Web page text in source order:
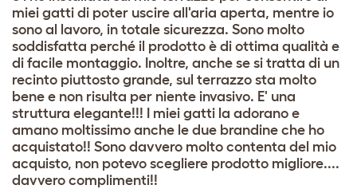
miei gatti di poter uscire all'aria aperta, mentre io
sono al lavoro, in totale sicurezza. Sono molto
soddisfatta perché il prodotto è di ottima qualità e
di facile montaggio. Inoltre, anche se si tratta di un
recinto piuttosto grande, sul terrazzo sta molto
bene e non risulta per niente invasivo. E' una
struttura elegante!!! I miei gatti la adorano e
amano moltissimo anche le due brandine che ho
acquistato!! Sono davvero molto contenta del mio
acquisto, non potevo scegliere prodotto migliore....
davvero complimenti!!